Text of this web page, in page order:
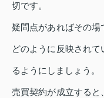
切です。
疑問点があればその
どのように反映され
るようにしましょう。
売買契約が成立すると